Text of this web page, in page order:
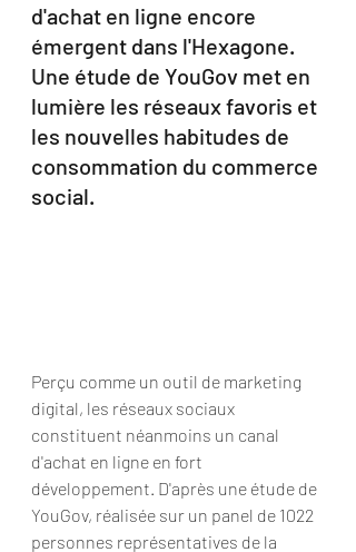
d'achat en ligne encore
émergent dans l'Hexagone.
Une étude de YouGov met en
lumière les réseaux favoris et
les nouvelles habitudes de
consommation du commerce
social.
Perçu comme un outil de marketing
digital, les réseaux sociaux
constituent néanmoins un canal
d'achat en ligne en fort
développement. D'après une étude de
YouGov, réalisée sur un panel de 1022
personnes représentatives de la